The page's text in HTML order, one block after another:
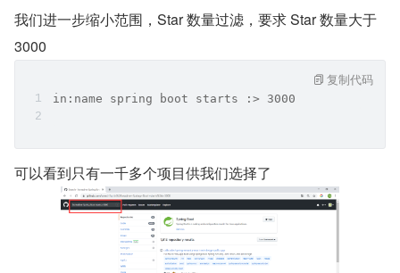
我们进一步缩小范围，Star 数量过滤，要求 Star 数量大于
3000
in:name spring boot starts :> 3000
复制代码
可以看到只有一千多个项目供我们选择了